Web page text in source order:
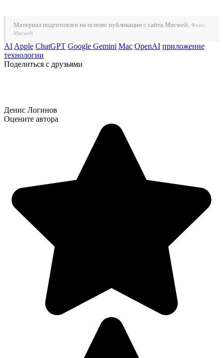
Материал подготовлен на основе публикации с сайта Macwelt Фото:
Macwelt
AI Apple ChatGPT Google Gemini Mac OpenAI приложение
технологии
Поделиться с друзьями
Денис Логинов
Оцените автора